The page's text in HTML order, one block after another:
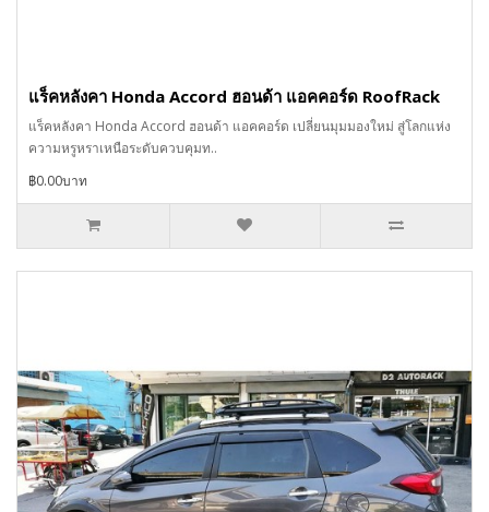
แร็คหลังคา Honda Accord ฮอนด้า แอคคอร์ด RoofRack
แร็คหลังคา Honda Accord ฮอนด้า แอคคอร์ด เปลี่ยนมุมมองใหม่ สู่โลกแห่ง
ความหรูหราเหนือระดับควบคุมท..
฿0.00บาท